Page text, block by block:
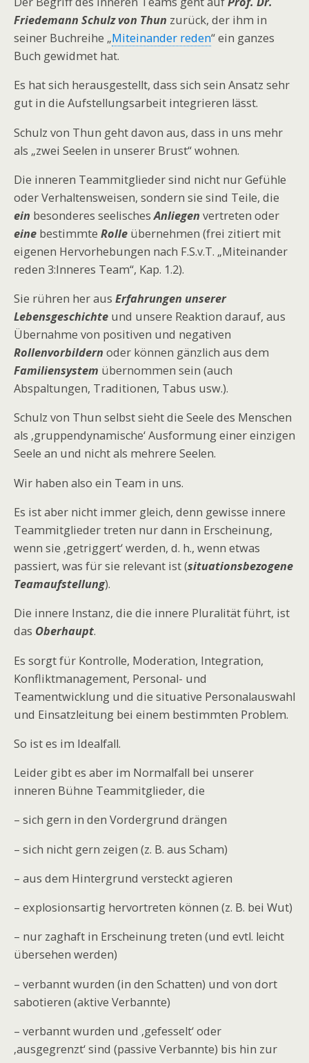
Friedemann Schulz von Thun zurück, der ihm in
seiner Buchreihe „Miteinander reden“ ein ganzes
Buch gewidmet hat.
Es hat sich herausgestellt, dass sich sein Ansatz sehr
gut in die Aufstellungsarbeit integrieren lässt.
Schulz von Thun geht davon aus, dass in uns mehr
als „zwei Seelen in unserer Brust“ wohnen.
Die inneren Teammitglieder sind nicht nur Gefühle
oder Verhaltensweisen, sondern sie sind Teile, die
ein besonderes seelischesAnliegen vertreten oder
eine bestimmte Rolle übernehmen (frei zitiert mit
eigenen Hervorhebungen nach F.S.v.T. „Miteinander
reden 3:Inneres Team“, Kap. 1.2).
Sie rühren her aus Erfahrungen unserer
Lebensgeschichte und unsere Reaktion darauf, aus
Übernahme von positiven und negativen
Rollenvorbildern oder können gänzlich aus dem
Familiensystem übernommen sein (auch
Abspaltungen, Traditionen, Tabus usw.).
Schulz von Thun selbst sieht die Seele des Menschen
als ‚gruppendynamische‘ Ausformung einer einzigen
Seele an und nicht als mehrere Seelen.
Wir haben also ein Team in uns.
Es ist aber nicht immer gleich, denn gewisse innere
Teammitglieder treten nur dann in Erscheinung,
wenn sie ‚getriggert‘ werden, d. h., wenn etwas
passiert, was für sie relevant ist (situationsbezogene
Teamaufstellung).
Die innere Instanz, die die innere Pluralität führt, ist
das Oberhaupt.
Es sorgt für Kontrolle, Moderation, Integration,
Konfliktmanagement, Personal- und
Teamentwicklung und die situative Personalauswahl
und Einsatzleitung bei einem bestimmten Problem.
So ist es im Idealfall.
Leider gibt es aber im Normalfall bei unserer
inneren Bühne Teammitglieder, die
– sich gern in den Vordergrund drängen
– sich nicht gern zeigen (z. B. aus Scham)
– aus dem Hintergrund versteckt agieren
– explosionsartig hervortreten können (z. B. bei Wut)
– nur zaghaft in Erscheinung treten (und evtl. leicht
übersehen werden)
– verbannt wurden (in den Schatten) und von dort
sabotieren (aktive Verbannte)
– verbannt wurden und ‚gefesselt‘ oder
‚ausgegrenzt‘ sind (passive Verbannte) bis hin zur